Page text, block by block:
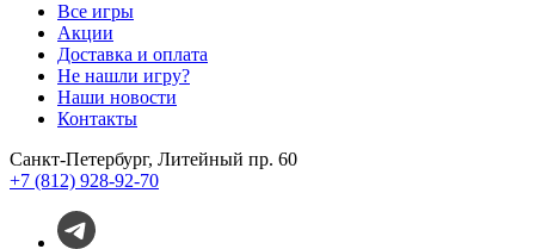
Все игры
Акции
Доставка и оплата
Не нашли игру?
Наши новости
Контакты
Санкт-Петербург, Литейный пр. 60
+7 (812) 928-92-70